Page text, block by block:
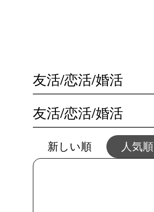
友活/恋活/婚活
新しい順 人気順
友活/恋活/婚活